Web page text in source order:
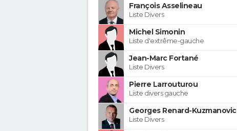
François Asselineau
Liste Divers
Michel Simonin
Liste d'extrême-gauche
Jean-Marc Fortané
Liste Divers
Pierre Larrouturou
Liste divers gauche
Georges Renard-Kuzmanovic
Liste Divers